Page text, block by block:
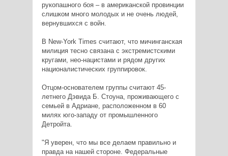
рукопашного боя – в американской провинции
слишком много молодых и не очень людей,
вернувшихся с войн.
В New-York Times считают, что мичинганская
милиция тесно связана с экстремистскими
кругами, нео-нацистами и рядом других
националистических группировок.
Отцом-основателем группы считают 45-
летнего Дэвида Б. Стоуна, проживающего с
семьей в Адриане, расположенном в 60
милях юго-западу от промышленного
Детройта.
"Я уверен, что мы все делаем правильно и
правда на нашей стороне. Федеральные